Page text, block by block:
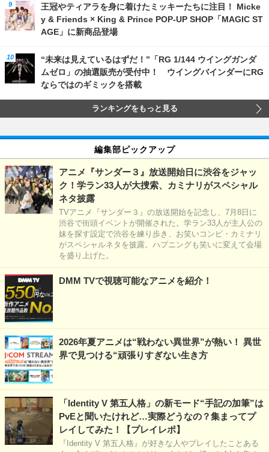
王冠やティアラを身に着けたミッキーたちに注目！ Micke
y & Friends × King & Prince POP-UP SHOP「MAGIC ST
AGE」に新商品登場
“未来は見えているはずだ！”「RG 1/144 ウイングガンダ
ムゼロ」の抽選販売が受付中！ ウイングバインダーにRG
ならではのギミックを搭載
ランキングをもっと見る
編集部ピックアップ
アニメ『サンダー３』放送開始日に渋谷をジャッ
ク！学ラン33人が大捜索、カミナリがスペシャル
ネタ披露
TVアニメ『サンダー３』の放送開始を記念し、7月8日に
渋谷で街頭イベントが開催された。学ラン33人が主人公の
妹を探す設定で渋谷を練り歩き、お笑いコンビ・カミナリ
がスペシャルネタを披露。ハプニングも笑いに変えて会場
を盛り上げた。
DMM TVで視聴可能なアニメを紹介！
2026年夏アニメは“戦わない異世界”が熱い！ 異世
界で見つける“頑張りすぎない生き方
「Identity V 第五人格」の新モード“手記の加筆”は
PvEと聞いたけれど…実際どうなの？集まってプ
レイしてみた！【プレイレポ】
『Identity V 第五人格』が好きな人やプレイしたことある